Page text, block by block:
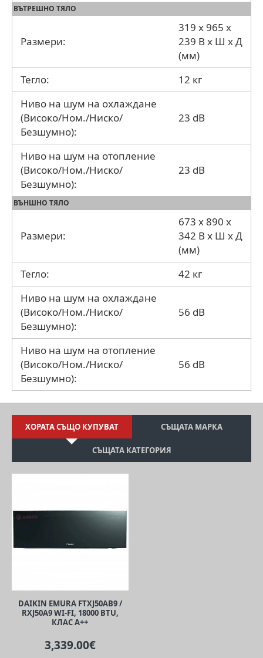
ВЪТРЕШНО ТЯЛО
Размери:
319 x 965 x
239 В x Ш x Д
(мм)
Тегло:
12 кг
Ниво на шум на охлаждане
(Високо/Ном./Ниско/
Безшумно):
23 dB
Ниво на шум на отопление
(Високо/Ном./Ниско/
Безшумно):
23 dB
ВЪНШНО ТЯЛО
Размери:
673 x 890 x
342 В x Ш x Д
(мм)
Тегло:
42 кг
Ниво на шум на охлаждане
(Високо/Ном./Ниско/
Безшумно):
56 dB
Ниво на шум на отопление
(Високо/Ном./Ниско/
Безшумно):
56 dB
ХОРАТА СЪЩО КУПУВАТ СЪЩАТА МАРКА
СЪЩАТА КАТЕГОРИЯ
DAIKIN EMURA FTXJ50AB9 /
RXJ50A9 WI-FI, 18000 BTU,
КЛАС A++
3,339.00€